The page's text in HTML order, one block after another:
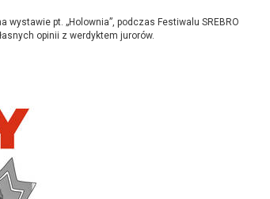
pt. „Holownia”, podczas Festiwalu SREBRO
opinii z werdyktem jurorów.